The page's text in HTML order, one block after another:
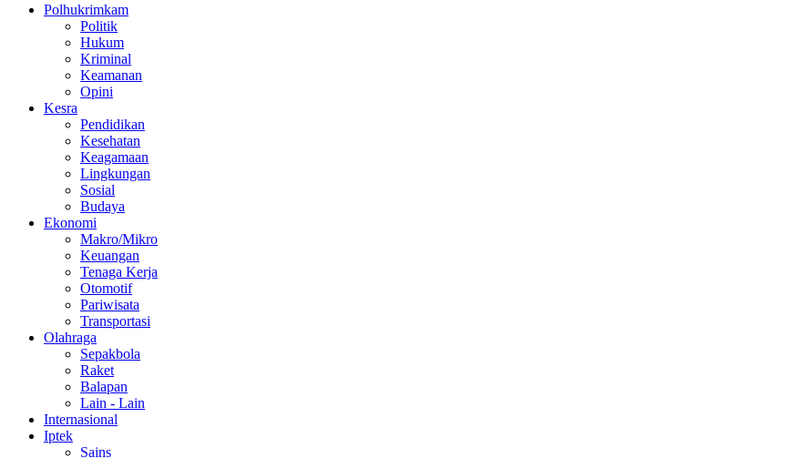
Polhukrimkam
Politik
Hukum
Kriminal
Keamanan
Opini
Kesra
Pendidikan
Kesehatan
Keagamaan
Lingkungan
Sosial
Budaya
Ekonomi
Makro/Mikro
Keuangan
Tenaga Kerja
Otomotif
Pariwisata
Transportasi
Olahraga
Sepakbola
Raket
Balapan
Lain - Lain
Internasional
Iptek
Sains